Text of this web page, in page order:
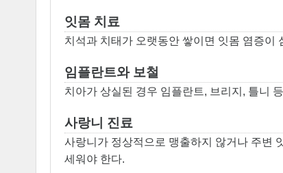
잇몸 치료
치석과 치태가 오랫동안 쌓이면 잇몸 염증이
임플란트와 보철
치아가 상실된 경우 임플란트, 브리지, 틀니
사랑니 진료
사랑니가 정상적으로 맹출하지 않거나 주변
세워야 한다.